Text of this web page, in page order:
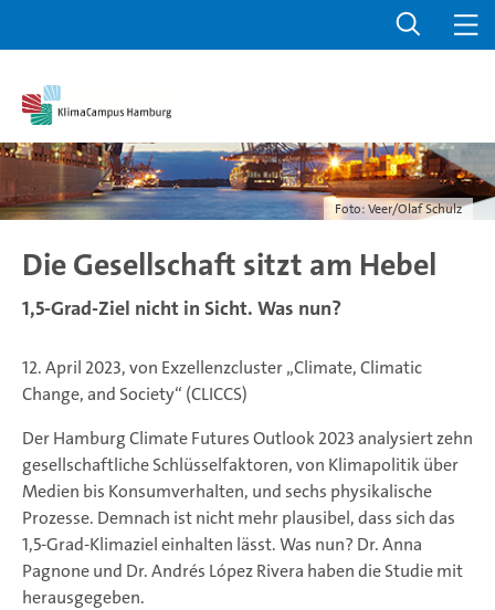
Foto: Veer/Olaf Schulz
Die Gesellschaft sitzt am Hebel
1,5-Grad-Ziel nicht in Sicht. Was nun?
12. April 2023, von Exzellenzcluster „Climate, Climatic
Change, and Society“ (CLICCS)
Der Hamburg Climate Futures Outlook 2023 analysiert zehn
gesellschaftliche Schlüsselfaktoren, von Klimapolitik über
Medien bis Konsumverhalten, und sechs physikalische
Prozesse. Demnach ist nicht mehr plausibel, dass sich das
1,5-Grad-Klimaziel einhalten lässt. Was nun? Dr. Anna
Pagnone und Dr. Andrés López Rivera haben die Studie mit
herausgegeben.